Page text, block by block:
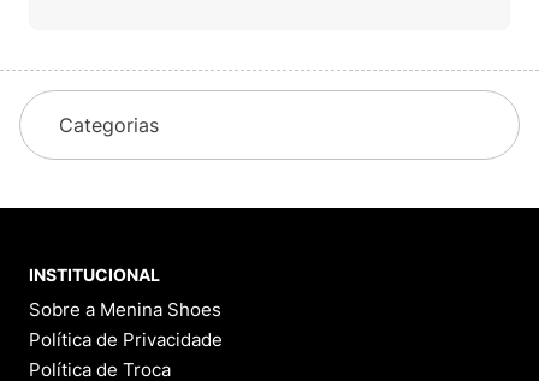
Categorias
INSTITUCIONAL
Sobre a Menina Shoes
Política de Privacidade
Política de Troca